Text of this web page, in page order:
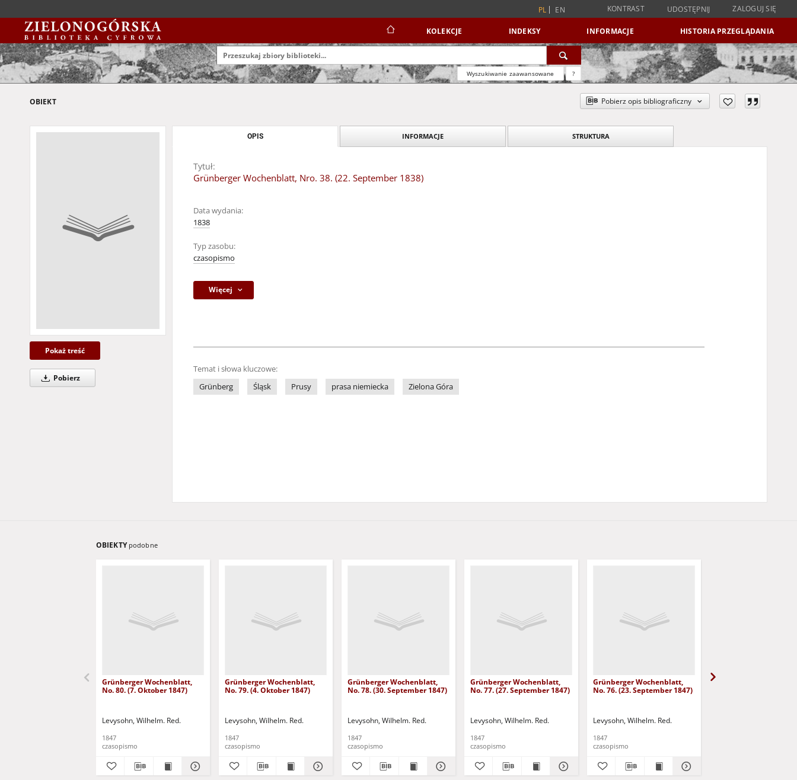
PL EN KONTRAST UDOSTĘPNIJ ZALOGUJ SIĘ
KOLEKCJE INDEKSY INFORMACJE HISTORIA PRZEGLĄDANIA
Wyszukiwanie zaawansowane ?
OBIEKT Pobierz opis bibliograficzny
Pokaż treść
Pobierz
OPIS INFORMACJE STRUKTURA
Tytuł:
Grünberger Wochenblatt, Nro. 38. (22. September 1838)
Data wydania:
1838
Typ zasobu:
czasopismo
Więcej
Temat i słowa kluczowe:
Grünberg
Śląsk Prusy prasa niemiecka Zielona Góra
OBIEKTY podobne
Grünberger Wochenblatt,
No. 80. (7. Oktober 1847)
Levysohn, Wilhelm. Red.
1847
czasopismo
Grünberger Wochenblatt,
No. 79. (4. Oktober 1847)
Levysohn, Wilhelm. Red.
1847
czasopismo
Grünberger Wochenblatt,
No. 78. (30. September 1847)
Levysohn, Wilhelm. Red.
1847
czasopismo
Grünberger Wochenblatt,
No. 77. (27. September 1847)
Levysohn, Wilhelm. Red.
1847
czasopismo
Grünberger Wochenblatt,
No. 76. (23. September 1847)
Levysohn, Wilhelm. Red.
1847
czasopismo